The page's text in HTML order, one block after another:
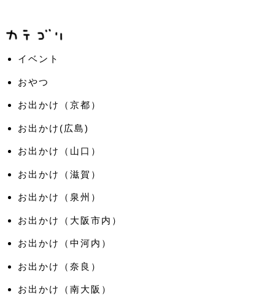
イベント
おやつ
お出かけ（京都）
お出かけ(広島)
お出かけ（山口）
お出かけ（滋賀）
お出かけ（泉州）
お出かけ（大阪市内）
お出かけ（中河内）
お出かけ（奈良）
お出かけ（南大阪）